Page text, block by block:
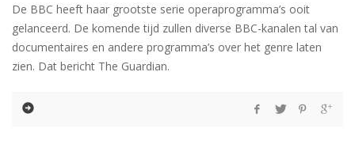
De BBC heeft haar grootste serie operaprogramma’s ooit
gelanceerd. De komende tijd zullen diverse BBC-kanalen tal van
documentaires en andere programma’s over het genre laten
zien. Dat bericht The Guardian.